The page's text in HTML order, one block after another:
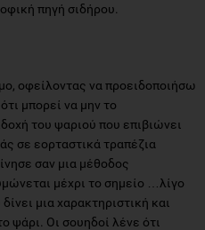
πηγή σιδήρου.
οφείλοντας να προειδοποιήσω
μπορεί να μην το
του ψαριού που επιβιώνει
σε εορταστικά τραπέζια
σαν μια μέθοδος
μέχρι το σημείο …λίγο
μια χαρακτηριστική και
ψάρι. Οι σουηδοί λένε ότι